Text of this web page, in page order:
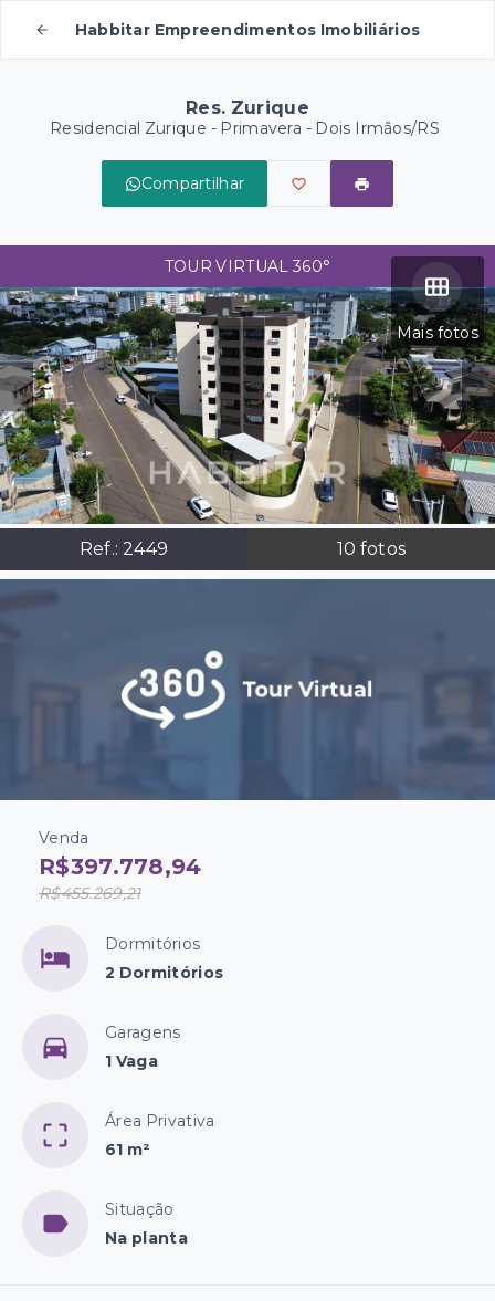
Habbitar Empreendimentos Imobiliários
Res. Zurique
Residencial Zurique - Primavera - Dois Irmãos/RS
Compartilhar
Mais fotos
Ref.: 2449 10 fotos
TOUR VIRTUAL 360°
Venda
R$397.778,94
R$455.269,21
Dormitórios
2 Dormitórios
Garagens
1 Vaga
Área Privativa
61 m²
Situação
Na planta